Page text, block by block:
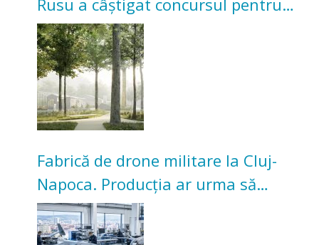
transformarea Grădinii Casei
Universitarilor
Fabrică de drone militare la Cluj-
Napoca. Producția ar urma să
înceapă în toamna acestui an